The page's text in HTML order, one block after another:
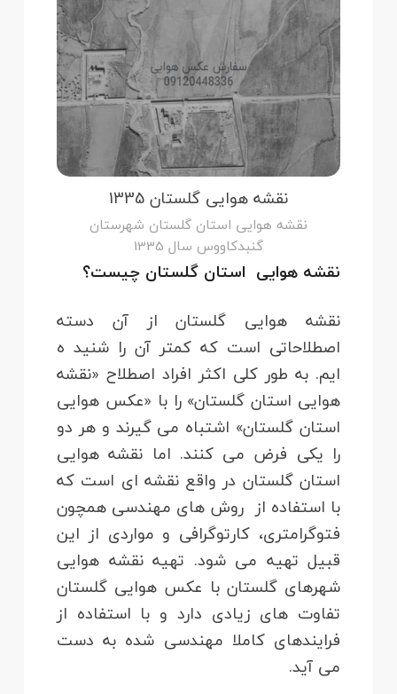
نقشه هوایی گلستان 1335
نقشه هوایی استان گلستان شهرستان
گنبدکاووس سال 1335
نقشه هوایی استان گلستان چیست؟
نقشه هوایی گلستان از آن دسته
اصطلاحاتی است که کمتر آن را شنید ه
ایم. به طور کلی اکثر افراد اصطلاح «نقشه
هوایی استان گلستان» را با «عکس هوایی
استان گلستان» اشتباه می گیرند و هر دو
را یکی فرض می کنند. اما نقشه هوایی
استان گلستان در واقع نقشه ای است که
با استفاده از روش های مهندسی همچون
فتوگرامتری، کارتوگرافی و مواردی از این
قبیل تهیه می شود. تهیه نقشه هوایی
شهرهای گلستان با عکس هوایی گلستان
تفاوت های زیادی دارد و با استفاده از
فرایندهای کاملا مهندسی شده به دست
می آید.